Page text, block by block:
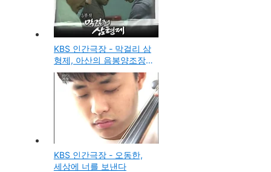
KBS 인간극장 - 막걸리 삼
형제, 아산의 음봉양조장
에서 가업을 이어 탁주를
만드는 가족의 이야기
KBS 인간극장 - 오동한,
세상에 너를 보낸다